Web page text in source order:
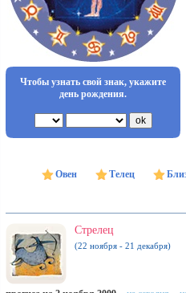
Чтобы узнать свой знак, укажите
день рождения.
Овен Телец
Стрелец
(22 ноября - 21 декабря)